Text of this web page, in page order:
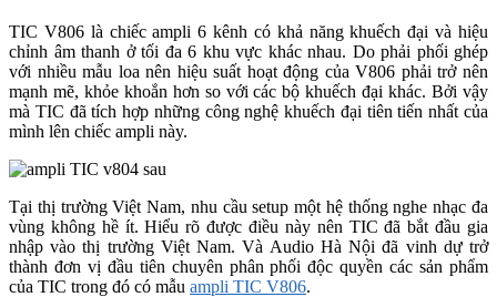
TIC V806 là chiếc ampli 6 kênh có khả năng khuếch đại và hiệu
chỉnh âm thanh ở tối đa 6 khu vực khác nhau. Do phải phối ghép
với nhiều mẫu loa nên hiệu suất hoạt động của V806 phải trở nên
mạnh mẽ, khỏe khoắn hơn so với các bộ khuếch đại khác. Bởi vậy
mà TIC đã tích hợp những công nghệ khuếch đại tiên tiến nhất của
mình lên chiếc ampli này.
Tại thị trường Việt Nam, nhu cầu setup một hệ thống nghe nhạc đa
vùng không hề ít. Hiểu rõ được điều này nên TIC đã bắt đầu gia
nhập vào thị trường Việt Nam. Và Audio Hà Nội đã vinh dự trở
thành đơn vị đầu tiên chuyên phân phối độc quyền các sản phẩm
của TIC trong đó có mẫu ampli TIC V806.